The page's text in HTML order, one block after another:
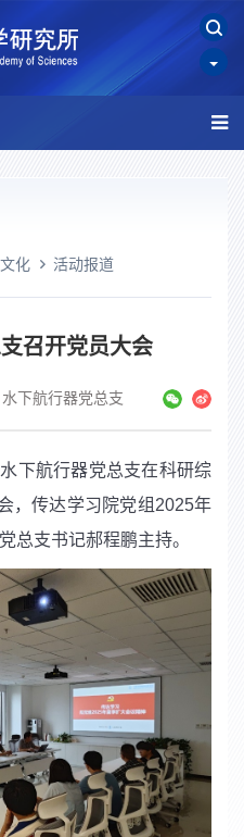
化 活动报道
召开党员大会
下航行器党总支
下航行器党总支在科研综
，传达学习院党组 2025年
党总支书记郝程鹏主持。